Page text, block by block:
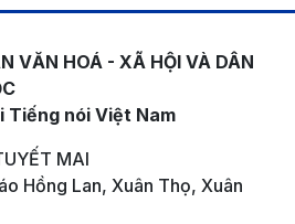
VĂN HOÁ - XÃ HỘI VÀ DÂN
Tiếng nói Việt Nam
MAI
Hồng Lan, Xuân Thọ, Xuân